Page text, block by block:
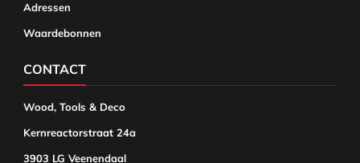
Adressen
Waardebonnen
CONTACT
Wood, Tools & Deco
Kernreactorstraat 24a
3903 LG Veenendaal